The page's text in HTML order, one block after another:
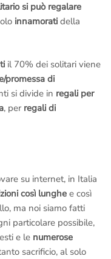
si può regalare
innamorati della
il 70% dei solitari viene
promessa di
si divide in regali per
, per regali di
su internet, in Italia
così lunghe e così
ma noi siamo fatti
particolare possibile,
e le numerose
sacrificio, al solo